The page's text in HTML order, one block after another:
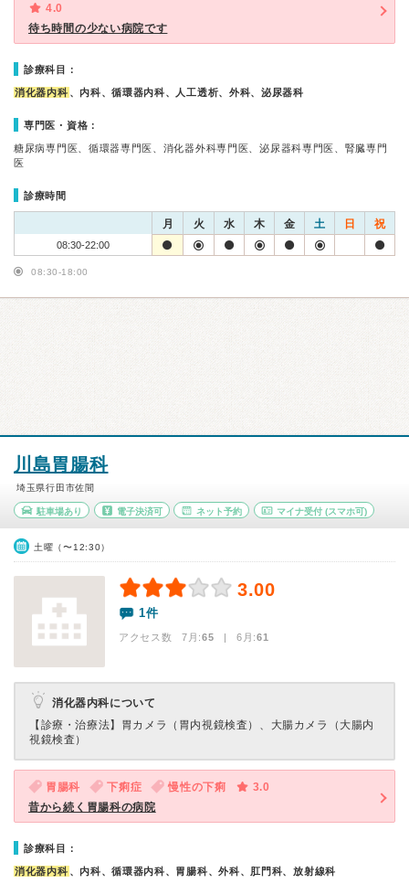
4.0
待ち時間の少ない病院です
診療科目：
消化器内科 、内科、循環器内科、人工透析、外科、泌尿器科
専門医・資格：
糖尿病専門医、循環器専門医、消化器外科専門医、泌尿器科専門医、腎臓専門
医
診療時間
月 火 水 木 金 土 日 祝
08:30-22:00
08:30-18:00
川島胃腸科
埼玉県行田市佐間
駐車場あり 電子決済可 ネット予約 マイナ受付 (スマホ可)
土曜（〜12:30）
3.00
1件
アクセス数 7月:65 | 6月:61
消化器内科について
【診療・治療法】 胃カメラ（胃内視鏡検査）、大腸カメラ（大腸内
視鏡検査）
胃腸科 下痢症 慢性の下痢
3.0
昔から続く胃腸科の病院
診療科目：
消化器内科 、内科、循環器内科、胃腸科、外科、肛門科、放射線科